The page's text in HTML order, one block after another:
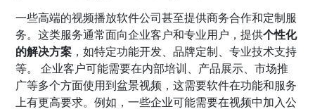
一些高端的视频播放软件公司甚至提供商务合作和定制服
务。这类服务通常面向企业客户和专业用户，提供个性化
的解决方案 ，如特定功能开发、品牌定制、专业技术支持
等。 企业客户可能需要在内部培训、产品展示、市场推
广等多个方面使用到盆景视频，这需要软件在功能和服务
上有更高要求。例如，一些企业可能需要在视频中加入公